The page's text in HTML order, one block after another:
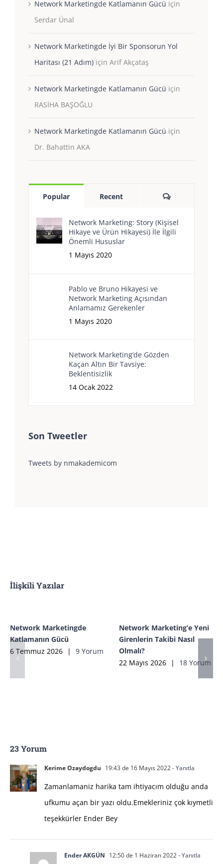
Network Marketingde Katlamanın Gücü için
Serdar Ünal
Network Marketingde İyi Bir Sponsorun Yol
Haritası (21 Adım) içinArif Akçataş
Network Marketingde Katlamanın Gücü için
RASİHA BAŞOĞLU
Network Marketingde Katlamanın Gücü için
Dr. Bahattin AKA
Popular Recent Yorum
Network Marketing: Story (Kişisel
Hikaye ve Ürün Hikayesi) İle İlgili
Önemli Hususlar
1 Mayıs 2020
Pablo ve Bruno Hikayesi ve
Network Marketing Açısından
Anlamamız Gerekenler
1 Mayıs 2020
Network Marketing’de Gözden
Kaçan Altın Bir Tavsiye:
Beklentisizlik
14 Ocak 2022
Son Tweetler
Tweets by nmakademicom
İlişkili Yazılar
Network Marketingde
Katlamanın Gücü
6 Temmuz 2026
| 9 Yorum
Network Marketing’e Yeni
Girenlerin Takibi Nasıl
Olmalı?
22 Mayıs 2026
| 18 Yorum
23 Yorum
Kerime Ozaydogdu 19:43 de 16 Mayıs 2022- Yanıtla
Zamanlamaniz harika tam ihtiyacım olduğu anda
ufkumu açan bir yazı oldu.Emekleriniz çok kıymetli
teşekkürler Ender Bey
Ender AKGÜN 12:50 de 1 Haziran 2022- Yanıtla